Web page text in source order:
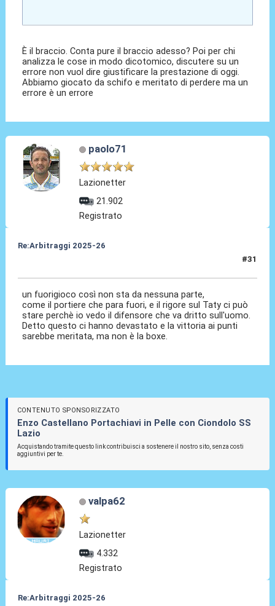
È il braccio. Conta pure il braccio adesso? Poi per chi
analizza le cose in modo dicotomico, discutere su un
errore non vuol dire giustificare la prestazione di oggi.
Abbiamo giocato da schifo e meritato di perdere ma un
errore è un errore
paolo71
Lazionetter
21.902
Registrato
Re:Arbitraggi 2025-26
#31
un fuorigioco così non sta da nessuna parte,
come il portiere che para fuori, e il rigore sul Taty ci può
stare perchè io vedo il difensore che va dritto sull'uomo.
Detto questo ci hanno devastato e la vittoria ai punti
sarebbe meritata, ma non è la boxe.
CONTENUTO SPONSORIZZATO
Enzo Castellano Portachiavi in Pelle con Ciondolo SS
Lazio
Acquistando tramite questo link contribuisci a sostenere il nostro sito, senza costi
aggiuntivi per te.
valpa62
Lazionetter
4.332
Registrato
Re:Arbitraggi 2025-26